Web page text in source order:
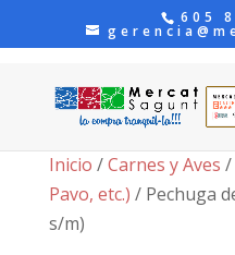
605
Inicio /Carnes y Aves /
Pavo, etc.) / Pechuga
s/m)